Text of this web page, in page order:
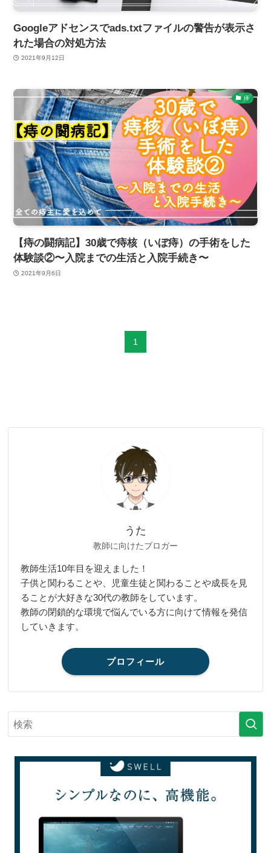
Googleアドセンスでads.txtファイルの警告が表示さ
れた場合の対処方法
2021年9月12日
痔
【痔の闘病記】30歳で痔核（いぼ痔）の手術をした
体験談②〜入院までの生活と入院手続き〜
2021年9月6日
1
うた
教師に向けたブロガー
教師生活10年目を迎えました！
子供と関わることや、児童生徒と関わることや成長を見
ることが大好きな30代の教師をしています。
教師の閉鎖的な環境で悩んでいる方に向けて情報を発信
していきます。
プロフィール